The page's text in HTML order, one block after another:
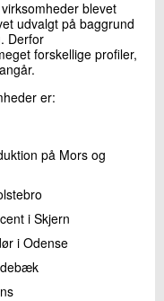
blevet
udvalgt på baggrund
Derfor
forskellige profiler,
er:
på Mors og
i Skjern
i Odense